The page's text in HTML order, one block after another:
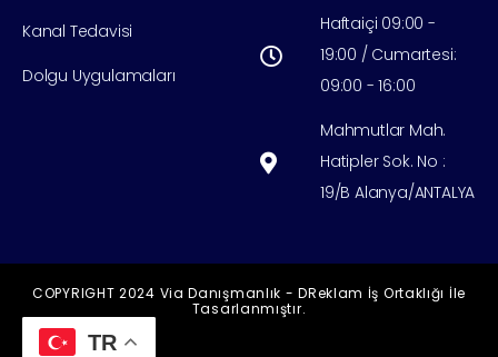
Kanal Tedavisi
Dolgu Uygulamaları
Haftaiçi 09:00 -
19:00 / Cumartesi:
09:00 - 16:00
Mahmutlar Mah.
Hatipler Sok. No :
19/B Alanya/ANTALYA
COPYRIGHT 2024 Via Danışmanlık - DReklam İş Ortaklığı İle
Tasarlanmıştır.
TR